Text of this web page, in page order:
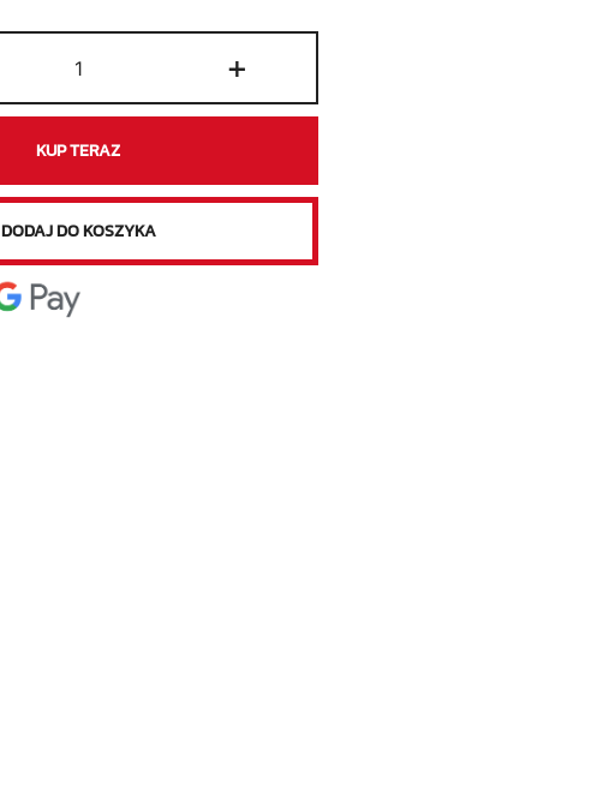
Żyletka
Ostrze
Plastikowa
Twarda
Skrobak
Dwustronna
10
+
KUP TERAZ
DODAJ DO KOSZYKA